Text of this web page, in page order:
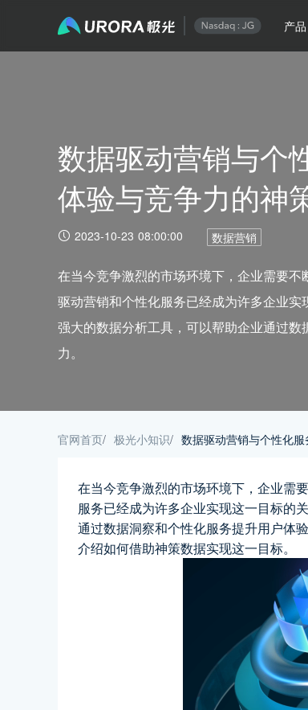
产品
数据驱动营销与个
体验与竞争力的神
2023-10-23 08:00:00 数据营销
在当今竞争激烈的市场环境下，企业需要
驱动营销和个性化服务已经成为许多企业
强大的数据分析工具，可以帮助企业通过
力。
官网首页/ 极光小知识/ 数据驱动营销与个性化
在当今竞争激烈的市场环境下，企业需
服务已经成为许多企业实现这一目标的
通过数据洞察和个性化服务提升用户体
介绍如何借助神策数据实现这一目标。